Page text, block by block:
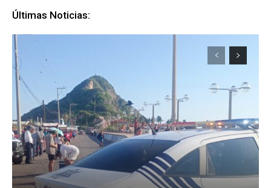
Últimas Noticias: